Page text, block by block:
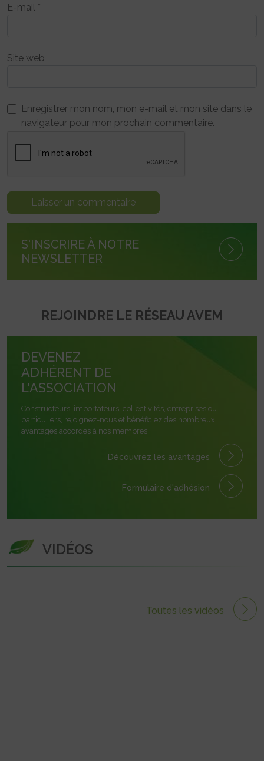
E-mail *
Site web
Enregistrer mon nom, mon e-mail et mon site dans le
navigateur pour mon prochain commentaire.
S'INSCRIRE À NOTRE
NEWSLETTER
REJOINDRE LE RÉSEAU AVEM
DEVENEZ
ADHÉRENT DE
L'ASSOCIATION
Constructeurs, importateurs, collectivités, entreprises ou
particuliers, rejoignez-nous et bénéficiez des nombreux
avantages accordés à nos membres.
Découvrez les avantages
Formulaire d'adhésion
VIDÉOS
Toutes les vidéos